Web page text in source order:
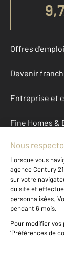
9,7
Offres d'emploi
Devenir
Entreprise et
Fine Homes &
À propos
International
Nous